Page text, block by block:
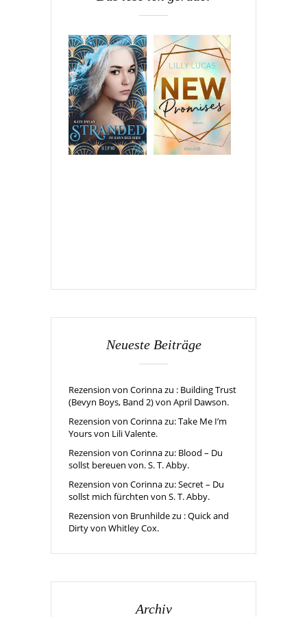
Neueste Beiträge
Rezension von Corinna zu : Building Trust
(Bevyn Boys, Band 2) von April Dawson.
Rezension von Corinna zu: Take Me I’m
Yours von Lili Valente.
Rezension von Corinna zu: Blood – Du
sollst bereuen von. S. T. Abby.
Rezension von Corinna zu: Secret – Du
sollst mich fürchten von S. T. Abby.
Rezension von Brunhilde zu : Quick and
Dirty von Whitley Cox.
Archiv